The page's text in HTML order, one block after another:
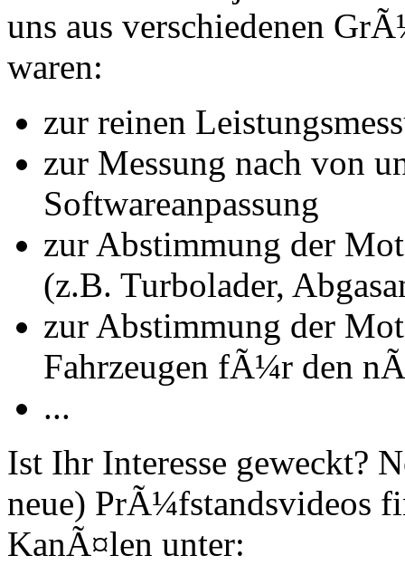
uns aus verschiedenen
waren:
zur reinen
zur Messung nach von
Softwareanpassung
zur Abstimmung der
(z.B. Turbolader,
zur Abstimmung der
Fahrzeugen fÃ¼r den
...
Ist Ihr Interesse geweckt?
neue) PrÃ¼fstandsvideos
KanÃ¤len unter: